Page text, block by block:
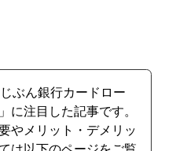
ぶん銀行カードロー
に注目した記事です。
やメリット・デメリッ